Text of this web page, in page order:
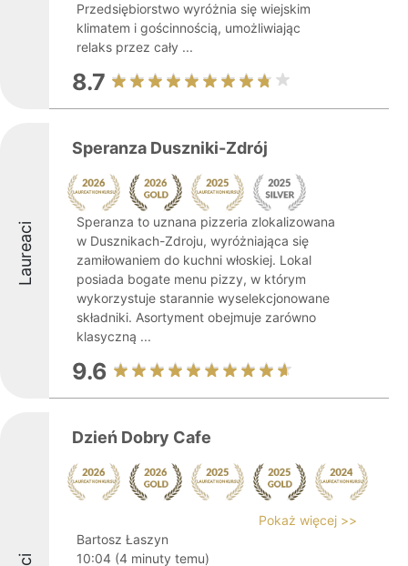
Przedsiębiorstwo wyróżnia się wiejskim
klimatem i gościnnością, umożliwiając
relaks przez cały ...
8.7
Laureaci
Speranza Duszniki-Zdrój
Speranza to uznana pizzeria zlokalizowana
w Dusznikach-Zdroju, wyróżniająca się
zamiłowaniem do kuchni włoskiej. Lokal
posiada bogate menu pizzy, w którym
wykorzystuje starannie wyselekcjonowane
składniki. Asortyment obejmuje zarówno
klasyczną ...
9.6
Dzień Dobry Cafe
Pokaż więcej >>
Bartosz Łaszyn
10:04 (4 minuty temu)